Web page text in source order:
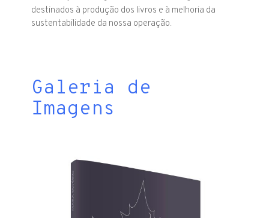
destinados à produção dos livros e à melhoria da
sustentabilidade da nossa operação.
Galeria de
Imagens